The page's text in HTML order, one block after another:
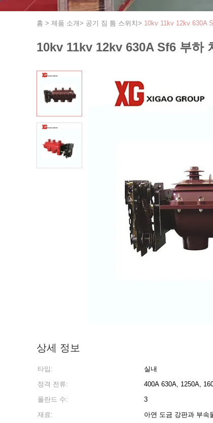
홈 > 제품 소개> 공기 짐 틈 스위치> 10kv 11kv 12kv 630A
10kv 11kv 12kv 630A Sf6 부하
상세 정보
타입: 실내
정격 전류:
400A 630A, 1250A,
폴란드 수:
3
재료:
아연 도금 강판과 부속